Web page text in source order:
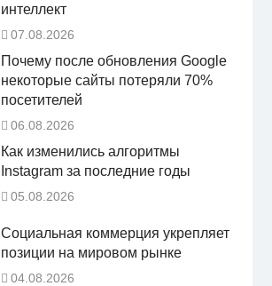
интеллект
07.08.2026
Почему после обновления Google
некоторые сайты потеряли 70%
посетителей
06.08.2026
Как изменились алгоритмы
Instagram за последние годы
05.08.2026
Социальная коммерция укрепляет
позиции на мировом рынке
04.08.2026